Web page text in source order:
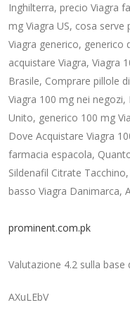
Inghilterra, precio Viagra
mg Viagra US, cosa
Viagra generico, generico
acquistare Viagra, Viagra
Brasile, Comprare pillole
Viagra 100 mg nei negozi,
Unito, generico 100 mg
Dove Acquistare Viagra
farmacia espaсola,
Sildenafil Citrate
basso Viagra Danimarca,
prominent.com.pk
Valutazione 4.2 sulla base
AXuLEbV